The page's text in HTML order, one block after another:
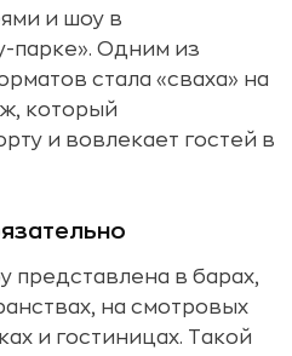
и шоу в
парке». Одним из
стала «сваха» на
который
и вовлекает гостей в
представлена в барах,
на смотровых
и гостиницах. Такой